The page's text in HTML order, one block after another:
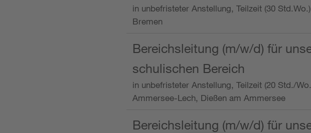
in unbefristeter Anstellung, Teilzeit (30
Bremen
Bereichsleitung (m/w/d) für
schulischen Bereich
in unbefristeter Anstellung, Teilzeit (20 Std./
Ammersee-Lech, Dießen am Ammersee
Bereichsleitung (m/w/d) für